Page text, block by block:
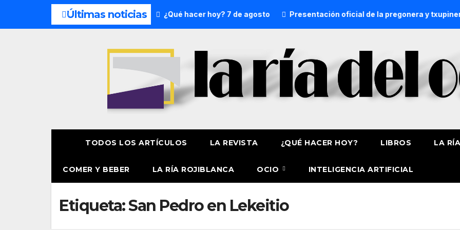
Últimas noticias
del fin de semana: 8 y 9 de agosto ¿Qué hacer hoy? 7 de agosto Presentación oficial de la pregonera y txupinera
TODOS LOS ARTÍCULOS LA REVISTA ¿QUÉ HACER HOY? LIBROS LA
COMER Y BEBER LA RÍA ROJIBLANCA OCIO INTELIGENCIA ARTIFICIAL
Etiqueta:San Pedro en Lekeitio